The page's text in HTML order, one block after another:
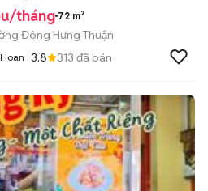
tháng 72 m²
Đông Hưng Thuận
3.8 313 đã bán